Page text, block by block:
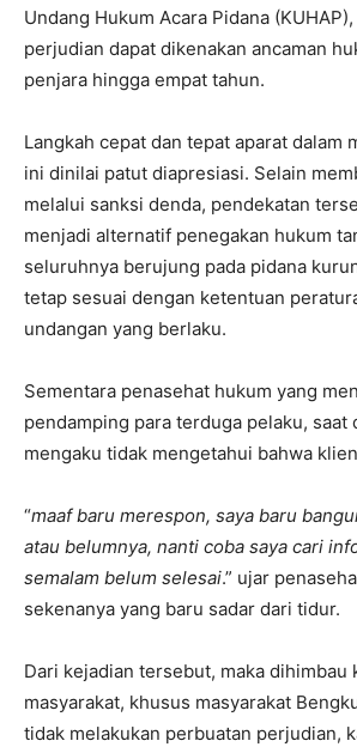
Undang Hukum Acara Pidana
perjudian dapat dikenakan ancaman
penjara hingga empat tahun.
Langkah cepat dan tepat aparat dalam
ini dinilai patut diapresiasi. Selain
melalui sanksi denda, pendekatan
menjadi alternatif penegakan hukum
seluruhnya berujung pada pidana
tetap sesuai dengan ketentuan
undangan yang berlaku.
Sementara penasehat hukum yang
pendamping para terduga pelaku, saat
mengaku tidak mengetahui bahwa
“maaf baru merespon, saya baru
atau belumnya, nanti coba saya cari
semalam belum selesai.” ujar
sekenanya yang baru sadar dari tidur.
Dari kejadian tersebut, maka dihimbau
masyarakat, khusus masyarakat
tidak melakukan perbuatan perjudian,